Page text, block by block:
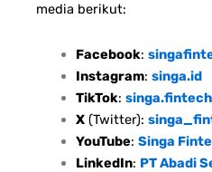
media berikut:
Facebook:
Instagram: singa.id
TikTok: singa.fintech
X(Twitter):
YouTube: Singa
LinkedIn: PT Abadi